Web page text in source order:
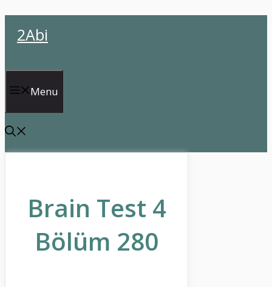
atla2Abi
Menu
Brain Test 4
Bölüm 280